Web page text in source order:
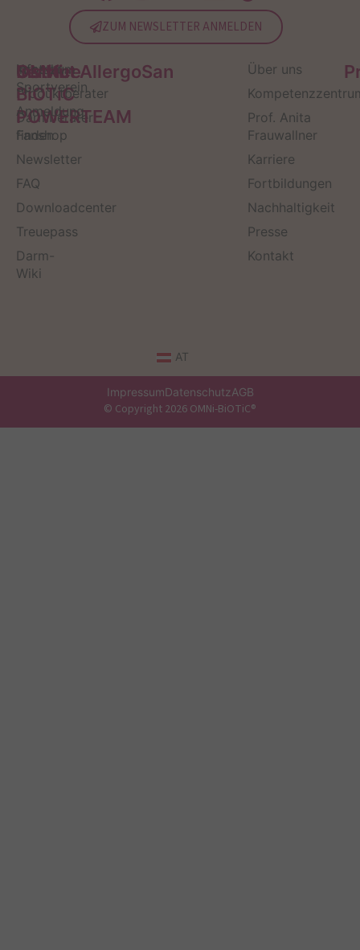
ZUM NEWSLETTER ANMELDEN
Service
Kontakt
Produktberater
Darmberater
finden
Newsletter
FAQ
Downloadcenter
Treuepass
Darm-
Wiki
OMNi-
BiOTiC
POWERTEAM
Infos zum
Sportverein
Anmeldung
Fanshop
Institut AllergoSan
Über uns
Prof. Anita
Frauwallner
Karriere
Fortbildungen
Nachhaltigkeit
Presse
Kontakt
AT
ImpressumDatenschutzAGB
© Copyright 2026 OMNi-BiOTiC®